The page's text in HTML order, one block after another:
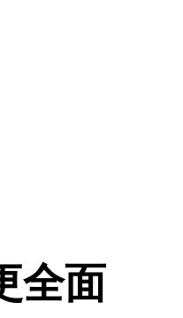
全面